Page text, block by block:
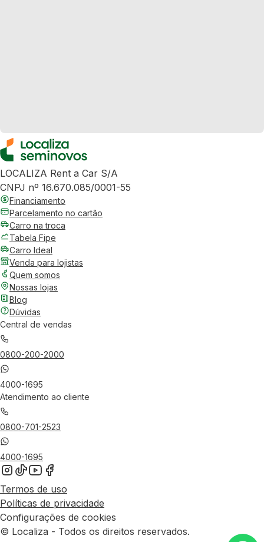
LOCALIZA Rent a Car S/A
CNPJ nº 16.670.085/0001-55
Financiamento
Parcelamento no cartão
Carro na troca
Tabela Fipe
Carro Ideal
Venda para lojistas
Quem somos
Nossas lojas
Blog
Dúvidas
Central de vendas
0800-200-2000
4000-1695
Atendimento ao cliente
0800-701-2523
4000-1695
Termos de uso
Políticas de privacidade
Configurações de cookies
© Localiza - Todos os direitos reservados.